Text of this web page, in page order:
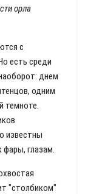
орла
с
есть среди
днем
одним
темноте.
известны
фары, глазам.
"столбиком"